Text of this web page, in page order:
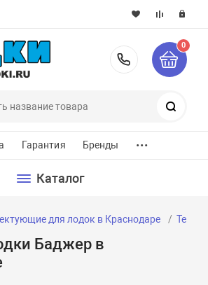
8-800-
0
Гарантия Бренды ...
Каталог
для лодок в Краснодаре Тенты
Баджер в